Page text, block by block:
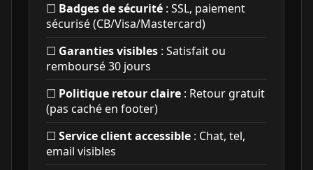
☐ Badges de sécurité : SSL, paiement
sécurisé (CB/Visa/Mastercard)
☐ Garanties visibles : Satisfait ou
remboursé 30 jours
☐ Politique retour claire : Retour gratuit
(pas caché en footer)
☐ Service client accessible : Chat, tel,
email visibles